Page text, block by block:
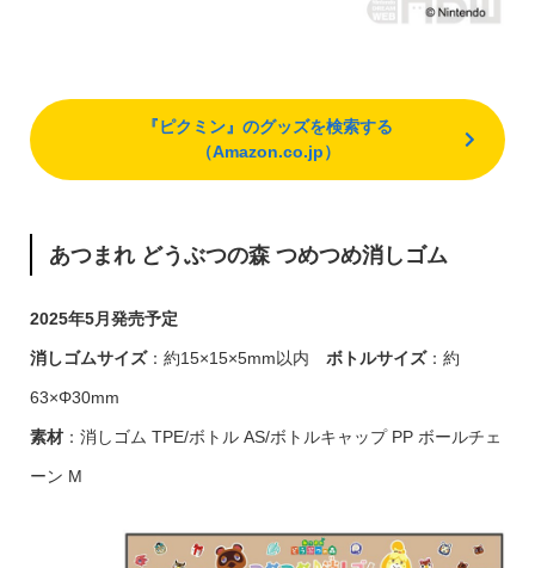
『ピクミン』のグッズを検索する
（Amazon.co.jp）
あつまれ どうぶつの森 つめつめ消しゴム
2025年5月発売予定
消しゴムサイズ：約15×15×5mm以内 ボトルサイズ：約
63×Φ30mm
素材：消しゴム TPE/ボトル AS/ボトルキャップ PP ボールチェ
ーン M